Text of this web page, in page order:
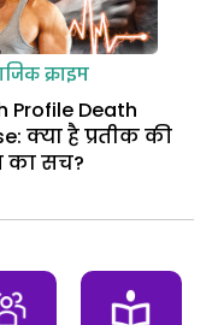
क्राइम
Profile Death
क्या है प्रतीक की
का सच?